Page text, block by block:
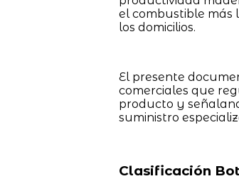
el combustible más
los domicilios.
El presente
comerciales que
producto y
suministro
Clasificación